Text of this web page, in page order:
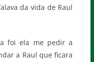
da vida de Raul
foi ela me pedir a
a Raul que ficara